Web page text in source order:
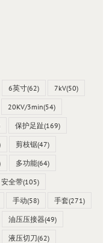
6英寸(62) 7kV(50)
20KV/3min(54)
保护足趾(169)
剪枝锯(47)
多功能(64)
安全带(105)
手动(58) 手套(271)
油压压接器(49)
液压切刀(62)